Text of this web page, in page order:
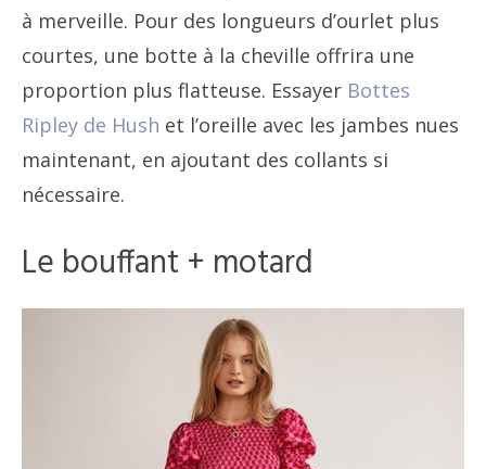
à merveille. Pour des longueurs d’ourlet plus
courtes, une botte à la cheville offrira une
proportion plus flatteuse. Essayer Bottes
Ripley de Hush et l’oreille avec les jambes nues
maintenant, en ajoutant des collants si
nécessaire.
Le bouffant + motard